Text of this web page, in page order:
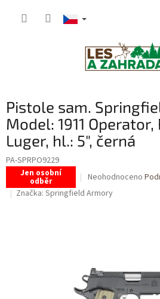
Pistole sam.
Model: 1911 Operator,
Luger, hl.: 5", černá
PA-SPRPO9229
Jen osobní
odběr
Průměrné
hodnocení
produktu
Neohodnoceno
Značka: Springfield Armory